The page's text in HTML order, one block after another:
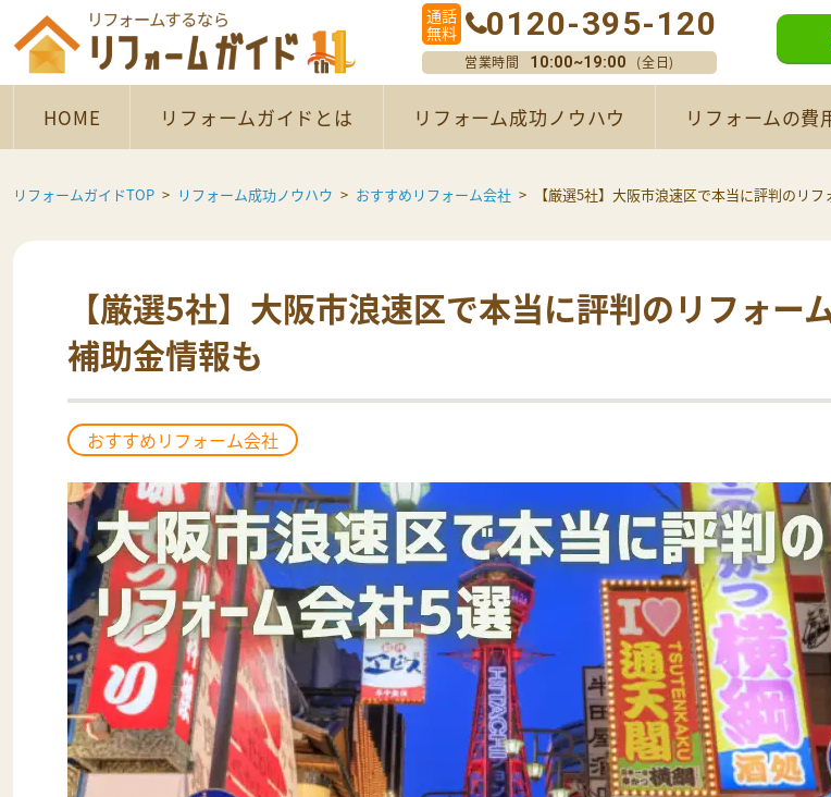
通話
無料
0120-395-120
営業時間 10:00~19:00 (全日)
HOME リフォームガイドとは リフォーム成功ノウハウ リフォームの費
リフォームガイドTOP リフォーム成功ノウハウ おすすめリフォーム会社 【厳選5社】大阪市浪速区で本当に評判のリ
【厳選5社】大阪市浪速区で本当に評判のリフォー
補助金情報も
おすすめリフォーム会社